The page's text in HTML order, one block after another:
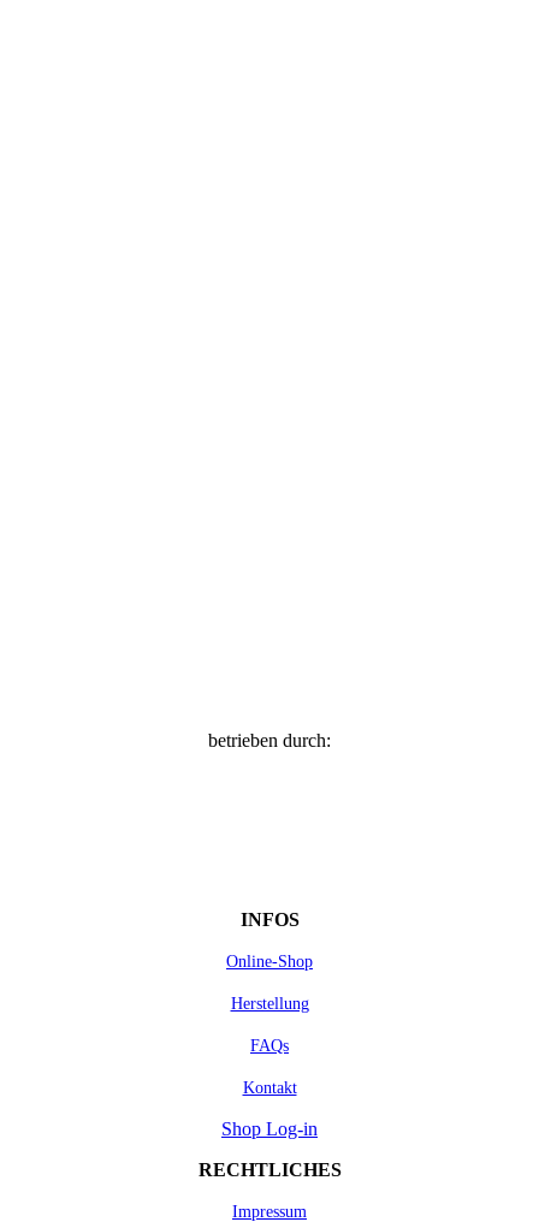
betrieben durch:
INFOS
Online-Shop
Herstellung
FAQs
Kontakt
Shop Log-in
RECHTLICHES
Impressum